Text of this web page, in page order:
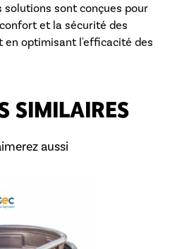
solutions sont conçues pour
et la sécurité des
en optimisant l'efficacité des
SIMILAIRES
aussi